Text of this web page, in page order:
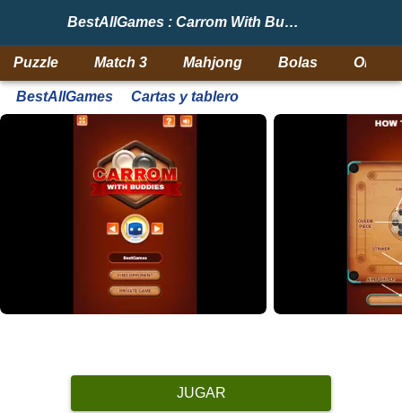
BestAllGames : Carrom With Buddies
Puzzle Match 3 Mahjong Bolas
BestAllGames Cartas y tablero
JUGAR